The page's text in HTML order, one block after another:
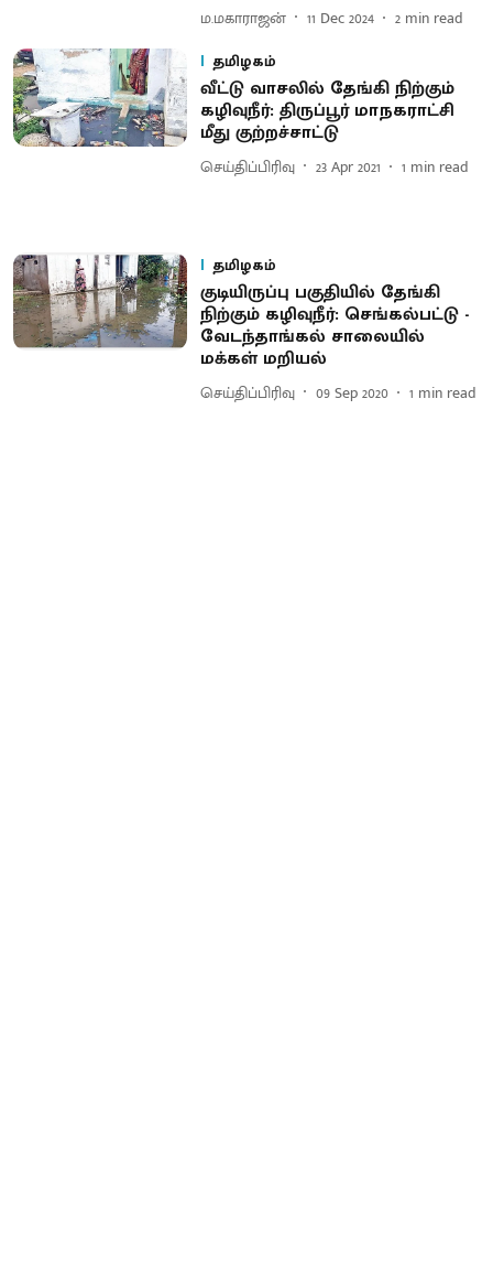
ம.மகாராஜன் 11 Dec 2024 2 min read
தமிழகம்
வீட்டு வாசலில் தேங்கி நிற்கும்
கழிவுநீர்: திருப்பூர் மாநகராட்சி
மீது குற்றச்சாட்டு
செய்திப்பிரிவு 23 Apr 2021 1 min read
தமிழகம்
குடியிருப்பு பகுதியில் தேங்கி
நிற்கும் கழிவுநீர்: செங்கல்பட்டு -
வேடந்தாங்கல் சாலையில்
மக்கள் மறியல்
செய்திப்பிரிவு 09 Sep 2020 1 min read